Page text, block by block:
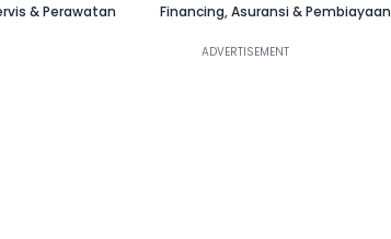
& Perawatan Financing, Asuransi & Pembiayaan